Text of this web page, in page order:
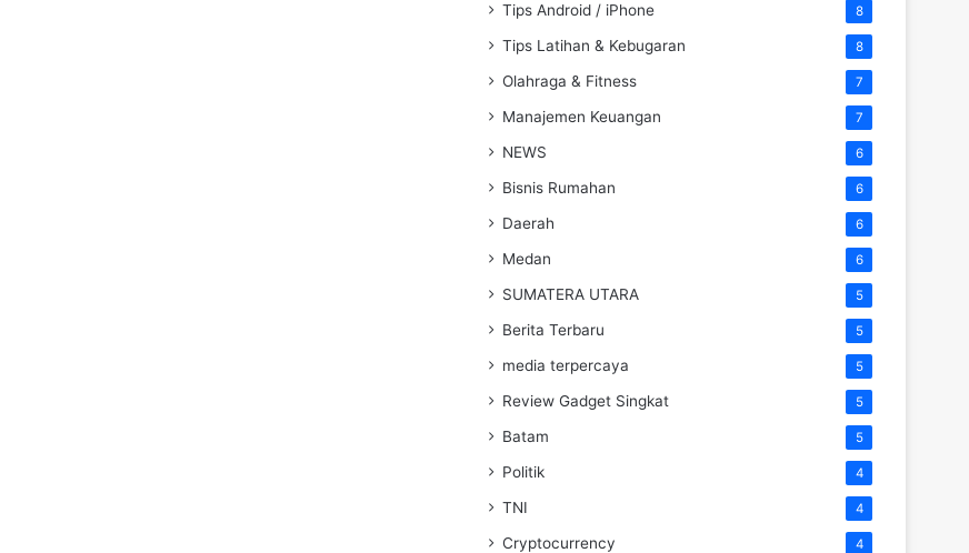
Tips Android / iPhone 8
Tips Latihan & Kebugaran 8
Olahraga & Fitness 7
Manajemen Keuangan 7
NEWS 6
Bisnis Rumahan 6
Daerah 6
Medan 6
SUMATERA UTARA 5
Berita Terbaru 5
media terpercaya 5
Review Gadget Singkat 5
Batam 5
Politik 4
TNI 4
Cryptocurrency 4